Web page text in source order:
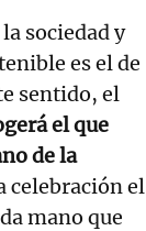
sociedad y
es el de
sentido, el
el que
de la
celebración el
mano que